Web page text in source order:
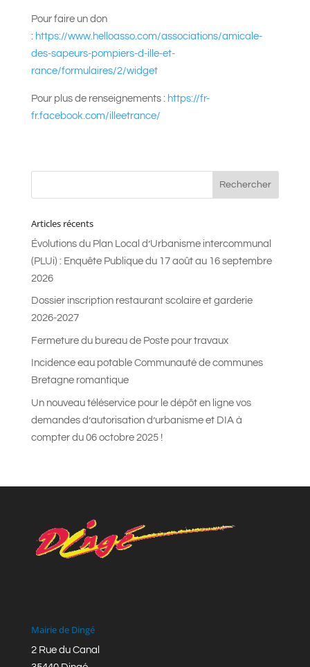
Pour faire un don
: https://www.helloasso.com/associations/amicale-
des-sapeurs-pompiers-d-ille-et-
rance/formulaires/2/widget
Pour plus de renseignements : https://fr-
fr.facebook.com/illeetrance/
Articles récents
Évolutions du Plan Local d’Urbanisme intercommunal
(PLUi) : Enquête Publique du 17 août au 16 septembre
2026
Dossier inscription restaurant scolaire et garderie
2026-2027
Fermeture du bureau de Poste pour travaux
Incidence eau potable Communauté de communes
Bretagne romantique
Un nouveau téléservice pour le dépôt en ligne vos
demandes d’autorisation d’urbanisme et DIA à
compter du 06 octobre 2025 !
Mairie de Dingé
2 Rue du Canal